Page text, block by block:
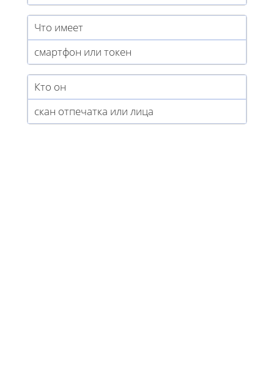
Что имеет
смартфон или токен
Кто он
скан отпечатка или лица